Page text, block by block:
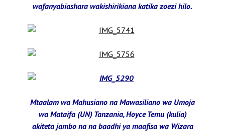
wafanyabiashara wakishirikiana katika zoezi hilo.
Mtaalam wa Mahusiano na Mawasiliano wa Umoja
wa Mataifa (UN) Tanzania, Hoyce Temu (kulia)
akiteta jambo na na baadhi ya maafisa wa Wizara